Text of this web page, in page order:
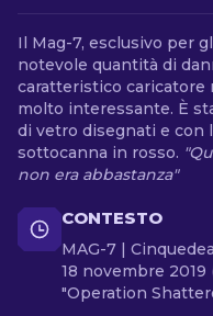
Il Mag-7, esclusivo per
notevole quantità di
caratteristico caricatore
molto interessante. È
di vetro disegnati e con
sottocanna in rosso.
non era abbastanza"
CONTESTO
MAG-7 |
18 novembre
"Operation